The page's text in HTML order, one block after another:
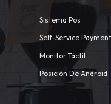
Sistema Pos
Self-Service
Monitor Táctil
Posición De Android